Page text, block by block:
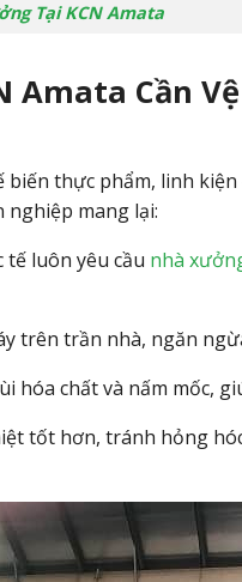
Tại KCN Amata
Amata Cần
thực phẩm, linh
nghiệp mang lại:
tế luôn yêu cầu nhà
trên trần nhà, ngăn
hóa chất và nấm mốc,
tốt hơn, tránh hỏng